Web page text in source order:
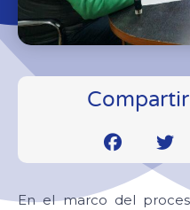
En el marco del